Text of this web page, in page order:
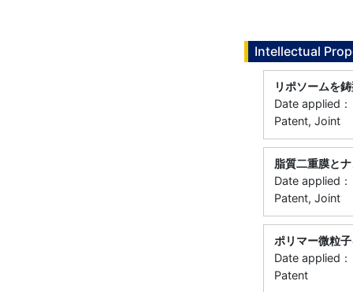
Intellectual
リポソームを
Date applied
Patent, Joint
脂質二重膜と
Date applied
Patent, Joint
ポリマー微粒
Date applied
Patent